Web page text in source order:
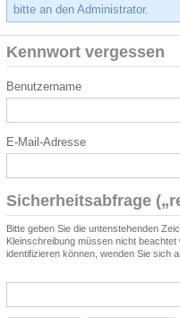
bitte an den Administrator.
Kennwort vergessen
Benutzername
E-Mail-Adresse
Sicherheitsabfrage
Bitte geben Sie die untenstehenden
Kleinschreibung müssen nicht
identifizieren können, wenden Sie sich